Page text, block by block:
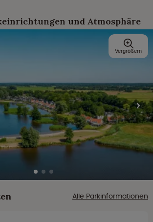
und Atmosphäre
Vergrößern
Alle Parkinformationen